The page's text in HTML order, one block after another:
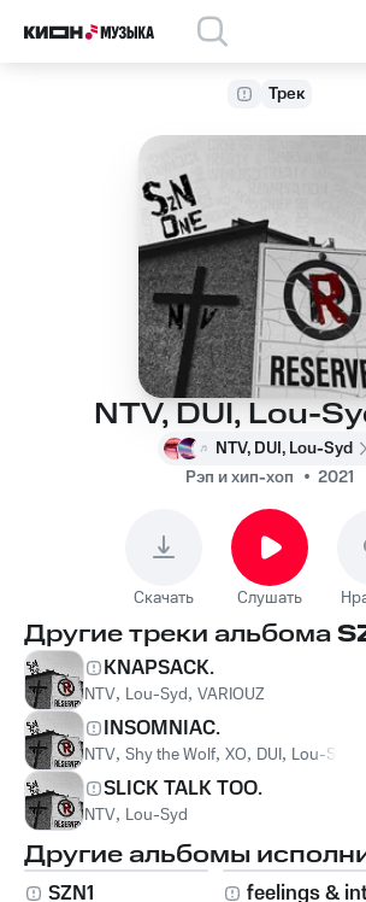
Трек
NTV, DUI, Lou-
NTV, DUI, Lou-Syd
Рэп и хип-хоп
2021
Скачать Слушать
Другие треки альбома
KNAPSACK.
NTV, Lou-Syd, VARIOUZ
INSOMNIAC.
NTV, Shy the Wolf, XO, DUI, Lou-Syd
SLICK TALK TOO.
NTV, Lou-Syd
Другие альбомы
SZN1 feelings &